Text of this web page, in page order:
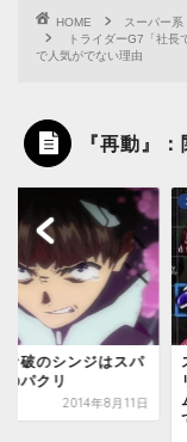
HOME
スーパー系
トライダーG7「社
で人気がでない理由
『再動』
ァ破のシンジはスパ
のパクリ
2014年8月11日